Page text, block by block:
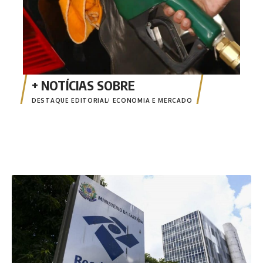
DESTAQUE EDITORIAL ECONOMIA E MERCADO